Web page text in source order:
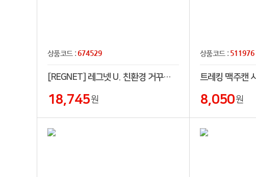
상품코드 :674529
[REGNET] 레그넷 U. 친환경 거꾸로 우산(펴는자동). 장우산
18,745원
상품코드 : 511976
8,050원